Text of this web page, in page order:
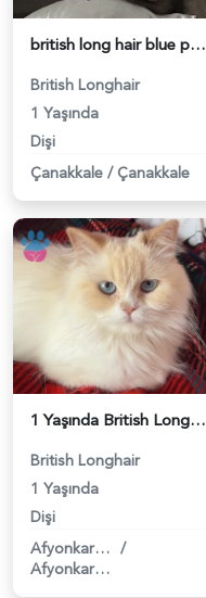
british long hair blue point eş arıyoruz - 118984568
British Longhair
1 Yaşında
Dişi
Çanakkale / Çanakkale
1 Yaşında British Longhair Kızıma Eş Arıyoruz - 118984559
British Longhair
1 Yaşında
Dişi
Afyonkarahisar /
Afyonkarahisar